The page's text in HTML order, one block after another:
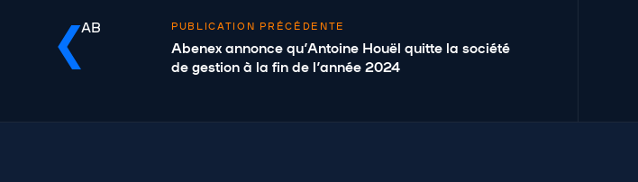
AB PUBLICATION PRÉCÉDENTE
Abenex annonce qu’Antoine Houël quitte la société
de gestion à la fin de l’année 2024